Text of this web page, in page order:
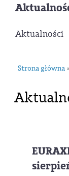
Aktualności
Strona główna